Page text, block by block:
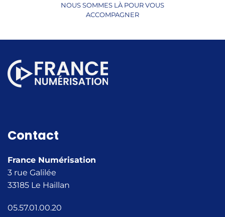
NOUS SOMMES LÀ POUR VOUS
ACCOMPAGNER
Contact
France Numérisation
3 rue Galilée
33185 Le Haillan
05.57.01.00.20